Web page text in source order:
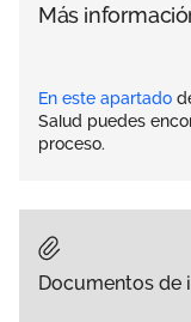
Más
En este apartado
Salud puedes
proceso.
Documentos de